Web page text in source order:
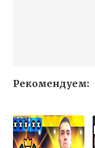
Рекомендуем: